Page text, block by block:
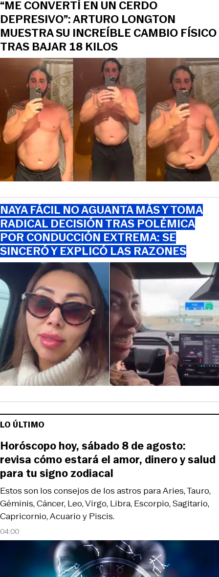
“ME CONVERTÍ EN UN CERDO
DEPRESIVO”: ARTURO LONGTON
MUESTRA SU INCREÍBLE CAMBIO FÍSICO
TRAS BAJAR 18 KILOS
NAYA FÁCIL NO AGUANTA MÁS Y TOMA
RADICAL DECISIÓN TRAS POLÉMICA
POR CONDUCCIÓN EXTREMA: SE
SINCERÓ Y EXPLICÓ LAS RAZONES
LO ÚLTIMO
04:00
Estos son los consejos de los astros para Aries, Tauro,
Géminis, Cáncer, Leo, Virgo, Libra, Escorpio, Sagitario,
Capricornio, Acuario y Piscis.
Horóscopo hoy, sábado 8 de agosto:
revisa cómo estará el amor, dinero y salud
para tu signo zodiacal